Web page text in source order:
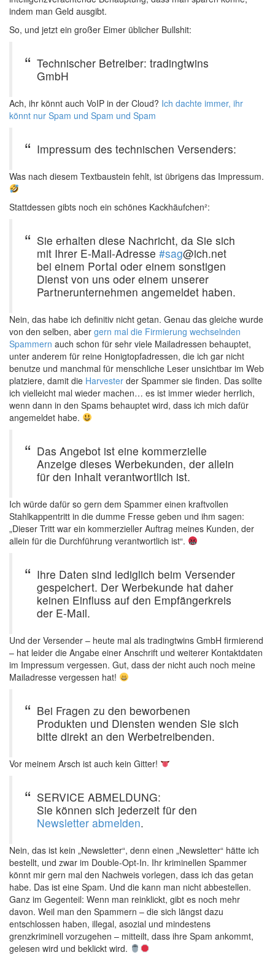
indem man Geld ausgibt.
So, und jetzt ein großer Eimer üblicher Bullshit:
Technischer Betreiber: tradingtwins
GmbH
Ach, ihr könnt auch VoIP in der Cloud? Ich dachte immer, ihr
könnt nur Spam und Spam und Spam
Impressum des technischen Versenders:
Was nach diesem Textbaustein fehlt, ist übrigens das Impressum.
Stattdessen gibts noch ein schönes Kackhäufchen²:
Sie erhalten diese Nachricht, da Sie sich
mit Ihrer E-Mail-Adresse #sag@ich.net
bei einem Portal oder einem sonstigen
Dienst von uns oder einem unserer
Partnerunternehmen angemeldet haben.
Nein, das habe ich definitiv nicht getan. Genau das gleiche wurde
von den selben, aber gern mal die Firmierung wechselnden
Spammern auch schon für sehr viele Mailadressen behauptet,
unter anderem für reine Honigtopfadressen, die ich gar nicht
benutze und manchmal für menschliche Leser unsichtbar im Web
platziere, damit die Harvester der Spammer sie finden. Das sollte
ich vielleicht mal wieder machen… es ist immer wieder herrlich,
wenn dann in den Spams behauptet wird, dass ich mich dafür
angemeldet habe.
Das Angebot ist eine kommerzielle
Anzeige dieses Werbekunden, der allein
für den Inhalt verantwortlich ist.
Ich würde dafür so gern dem Spammer einen kraftvollen
Stahlkappentritt in die dumme Fresse geben und ihm sagen:
„Dieser Tritt war ein kommerzieller Auftrag meines Kunden, der
allein für die Durchführung verantwortlich ist“.
Ihre Daten sind lediglich beim Versender
gespeichert. Der Werbekunde hat daher
keinen Einfluss auf den Empfängerkreis
der E-Mail.
Und der Versender – heute mal als tradingtwins GmbH firmierend
– hat leider die Angabe einer Anschrift und weiterer Kontaktdaten
im Impressum vergessen. Gut, dass der nicht auch noch meine
Mailadresse vergessen hat!
Bei Fragen zu den beworbenen
Produkten und Diensten wenden Sie sich
bitte direkt an den Werbetreibenden.
Vor meinem Arsch ist auch kein Gitter!
SERVICE ABMELDUNG:
Sie können sich jederzeit für den
Newsletter abmelden.
Nein, das ist kein „Newsletter“, denn einen „Newsletter“ hätte ich
bestellt, und zwar im Double-Opt-In. Ihr kriminellen Spammer
könnt mir gern mal den Nachweis vorlegen, dass ich das getan
habe. Das ist eine Spam. Und die kann man nicht abbestellen.
Ganz im Gegenteil: Wenn man reinklickt, gibt es noch mehr
davon. Weil man den Spammern – die sich längst dazu
entschlossen haben, illegal, asozial und mindestens
grenzkriminell vorzugehen – mitteilt, dass ihre Spam ankommt,
gelesen wird und beklickt wird.